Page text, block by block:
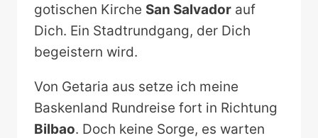
gotischen Kirche San Salvador auf
Dich. Ein Stadtrundgang, der Dich
begeistern wird.
Von Getaria aus setze ich meine
Baskenland Rundreise fort in Richtung
Bilbao. Doch keine Sorge, es warten